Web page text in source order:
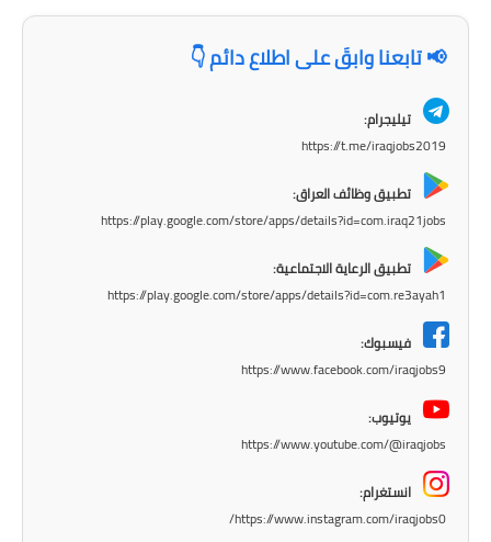
المرحلة المتوسطة
المرحلة الاعدادية
المرحلة المتوسطة
📢 تابعنا وابقَ على اطلاع دائم 👇
تيليجرام:
https://t.me/iraqjobs2019
تطبيق وظائف العراق:
https://play.google.com/store/apps/details?id=com.iraq21jobs
تطبيق الرعاية الاجتماعية:
https://play.google.com/store/apps/details?id=com.re3ayah1
فيسبوك:
https://www.facebook.com/iraqjobs9
يوتيوب:
https://www.youtube.com/@iraqjobs
انستغرام:
https://www.instagram.com/iraqjobs0/